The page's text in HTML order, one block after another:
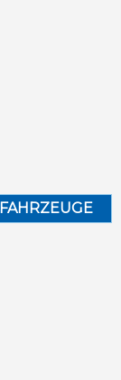
FAHRZEUGE